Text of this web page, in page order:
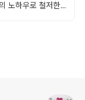
노하우로 철저한